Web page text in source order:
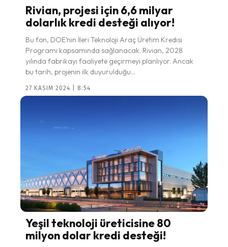
Rivian, projesi için 6,6 milyar
dolarlık kredi desteği alıyor!
Bu fon, DOE’nin İleri Teknoloji Araç Üretim Kredisi
Programı kapsamında sağlanacak. Rivian, 2028
yılında fabrikayı faaliyete geçirmeyi planlıyor. Ancak
bu tarih, projenin ilk duyurulduğu...
27 KASIM 2024 | 8:54
Yeşil teknoloji üreticisine 80
milyon dolar kredi desteği!